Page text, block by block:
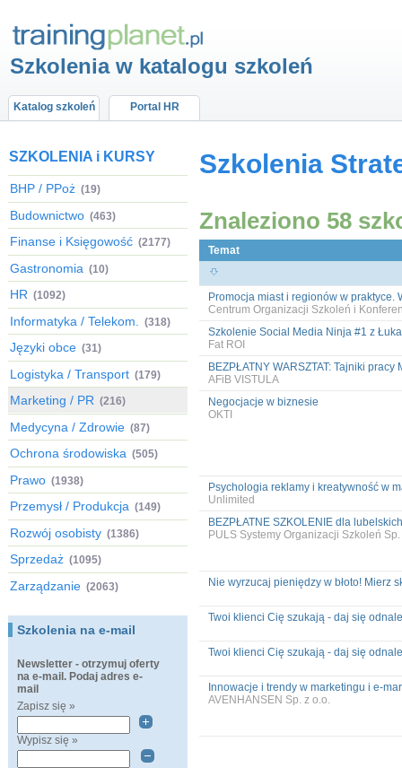
Szkolenia w katalogu szkoleń
Katalog szkoleń Portal HR
SZKOLENIA i KURSY
BHP / PPoż (19)
Budownictwo (463)
Finanse i Księgowość (2177)
Gastronomia (10)
HR (1092)
Informatyka / Telekom. (318)
Języki obce (31)
Logistyka / Transport (179)
Marketing / PR (216)
Medycyna / Zdrowie (87)
Ochrona środowiska (505)
Prawo (1938)
Przemysł / Produkcja (149)
Rozwój osobisty (1386)
Sprzedaż (1095)
Zarządzanie (2063)
Szkolenia na e-mail
Newsletter - otrzymuj oferty
na e-mail. Podaj adres e-
mail
Zapisz się »
Wypisz się »
Szkolenia
Znaleziono 58
Temat
Promocja miast i regionów w praktyce.
Centrum Organizacji Szkoleń i
Szkolenie Social Media Ninja #1 z
Fat ROI
BEZPŁATNY WARSZTAT: Tajniki pracy
AFiB VISTULA
Negocjacje w biznesie
OKTI
Psychologia reklamy i kreatywność w
Unlimited
BEZPŁATNE SZKOLENIE dla
PULS Systemy Organizacji Szkoleń Sp.
Nie wyrzucaj pieniędzy w błoto! Mierz
Twoi klienci Cię szukają - daj się
Twoi klienci Cię szukają - daj się
Innowacje i trendy w marketingu i e-
AVENHANSEN Sp. z o.o.